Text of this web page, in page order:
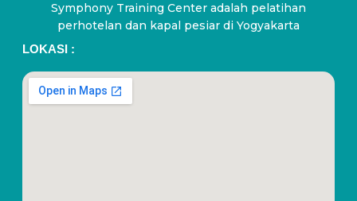
Symphony Training Center adalah pelatihan
perhotelan dan kapal pesiar di Yogyakarta
LOKASI :